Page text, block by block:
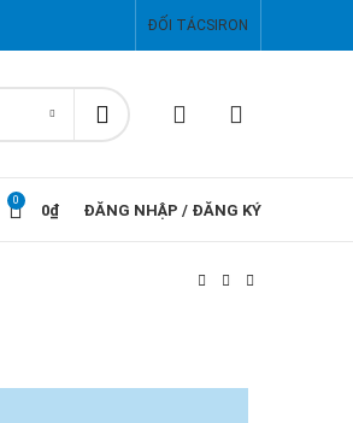
ĐỐI TÁCSIRON
0
0₫ ĐĂNG NHẬP / ĐĂNG KÝ